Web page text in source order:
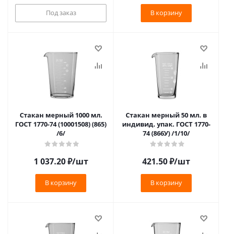
Под заказ В корзину
Стакан мерный 1000 мл.
ГОСТ 1770-74 (10001508) (865)
/6/
1 037.20₽/шт
В корзину
Стакан мерный 50 мл. в
индивид. упак. ГОСТ 1770-
74 (866У) /1/10/
421.50₽/шт
В корзину